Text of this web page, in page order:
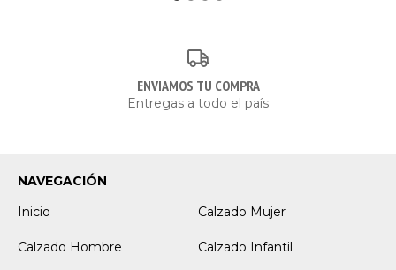
ENVIAMOS TU COMPRA
Entregas a todo el país
NAVEGACIÓN
Inicio
Calzado Mujer
Calzado Hombre Calzado Infantil